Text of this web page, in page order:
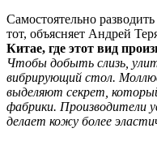
Самостоятельно
тот, объясняет Андрей
Китае, где этот вид
Чтобы добыть слизь,
вибрирующий стол.
выделяют секрет,
фабрики. Производители
делает кожу более